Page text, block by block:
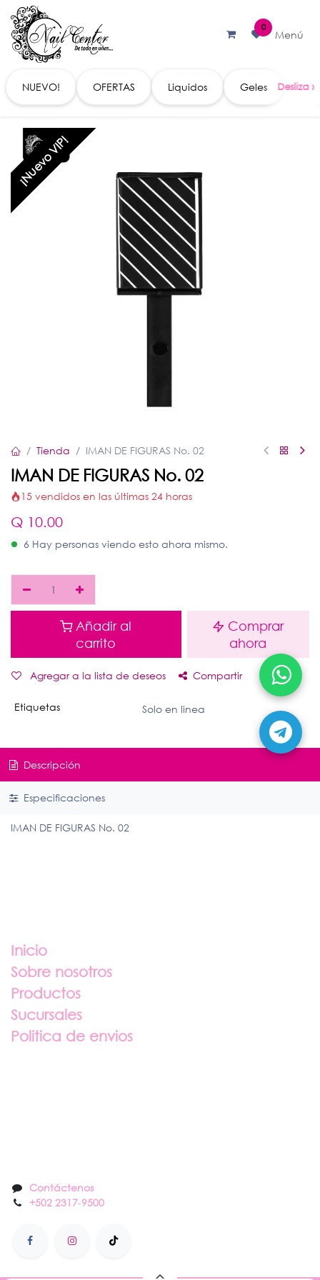
Ir al contenido
0
Menú
NUEVO! OFERTAS Liquidos Geles
¡Nuevo VIP!
Tienda IMAN DE FIGURAS No. 02
IMAN DE FIGURAS No. 02
15 vendidos en las últimas 24 horas
Q 10.00
6 Hay personas viendo esto ahora mismo.
Añadir al
carrito
Comprar
ahora
Agregar a la lista de deseos Compartir
Etiquetas Solo en linea
Descripción
Especificaciones
IMAN DE FIGURAS No. 02
Inicio
Sobre nosotros
Productos
Sucursales
Politica de envios
Contáctenos
+502 2317-9500